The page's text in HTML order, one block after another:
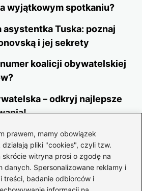
prawem, mamy obowiązek
pliki "cookies", czyli tzw.
witryna prosi o zgodę na
danych. Spersonalizowane reklamy i
treści, badanie odbiorców i
wyjątkowym spotkaniu?
asystentka Tuska: poznaj
i jej sekrety
koalicji obywatelskiej
– odkryj najlepsze
i 100 konkretów:
programie?
Które partie współpracują i
dla polityki?